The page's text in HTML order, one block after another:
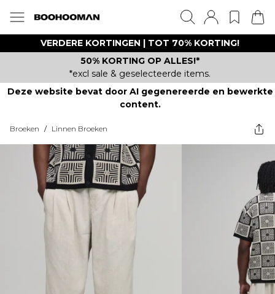
VERDERE KORTINGEN | TOT 70% KORTING!
50% KORTING OP ALLES!*
*excl sale & geselecteerde items.
Deze website bevat door AI gegenereerde en bewerkte
content.
Broeken / Linnen Broeken